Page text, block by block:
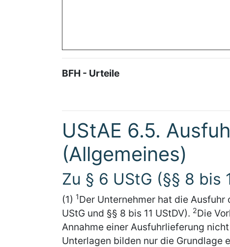
BFH - Urteile
UStAE 6.5.
(Allgemeines)
Zu § 6 UStG (§§ 8 bis
(1) 1Der Unternehmer hat die
UStG und §§ 8 bis 11 UStDV). 2Die
Annahme einer Ausfuhrlieferung
Unterlagen bilden nur die Grundlage